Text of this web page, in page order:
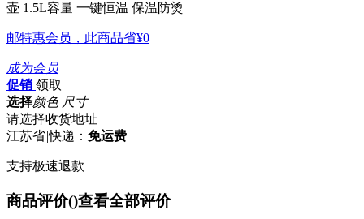
壶 1.5L容量 一键恒温 保温防烫
邮特惠会员，此商品省¥0
成为会员
促销 领取
选择颜色 尺寸
请选择收货地址
江苏省|快递： 免运费
支持极速退款
商品评价()查看全部评价